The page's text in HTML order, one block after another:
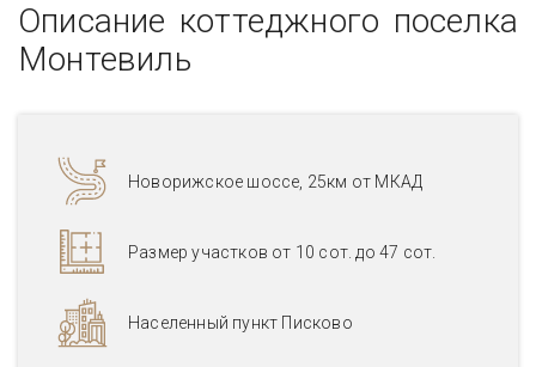
Описание коттеджного поселка
Монтевиль
Новорижское шоссе, 25км от МКАД
Размер участков от 10 сот. до 47 сот.
Населенный пункт Писково